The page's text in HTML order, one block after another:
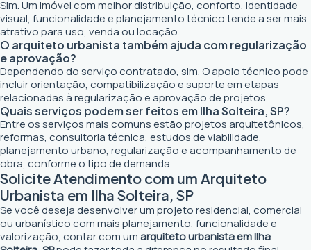
Sim. Um imóvel com melhor distribuição, conforto, identidade
visual, funcionalidade e planejamento técnico tende a ser mais
atrativo para uso, venda ou locação.
O arquiteto urbanista também ajuda com regularização
e aprovação?
Dependendo do serviço contratado, sim. O apoio técnico pode
incluir orientação, compatibilização e suporte em etapas
relacionadas à regularização e aprovação de projetos.
Quais serviços podem ser feitos em Ilha Solteira, SP?
Entre os serviços mais comuns estão projetos arquitetônicos,
reformas, consultoria técnica, estudos de viabilidade,
planejamento urbano, regularização e acompanhamento de
obra, conforme o tipo de demanda.
Solicite Atendimento com um Arquiteto
Urbanista em Ilha Solteira, SP
Se você deseja desenvolver um projeto residencial, comercial
ou urbanístico com mais planejamento, funcionalidade e
valorização, contar com umarquiteto urbanista em Ilha